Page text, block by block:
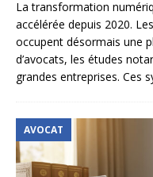
La transformation
accélérée depuis 2020.
occupent désormais une
d’avocats, les études
grandes entreprises. Ces
AVOCAT